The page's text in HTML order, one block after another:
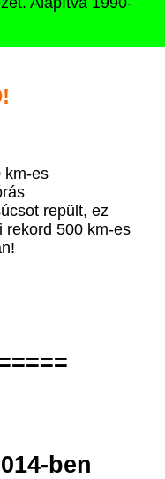
km-es
repült, ez
rekord 500 km-es
ben